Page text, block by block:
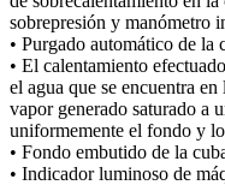
sobrepresión y manómetro
• Purgado automático de la
• El calentamiento
el agua que se encuentra
vapor generado saturado a
uniformemente el fondo y
• Fondo embutido de la
• Indicador luminoso de